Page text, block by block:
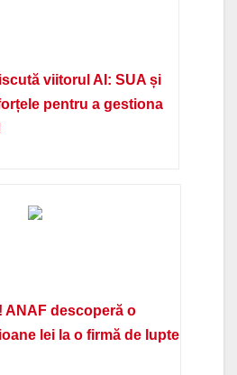
viitorul AI: SUA și
pentru a gestiona
ANAF descoperă o
lei la o firmă de lupte